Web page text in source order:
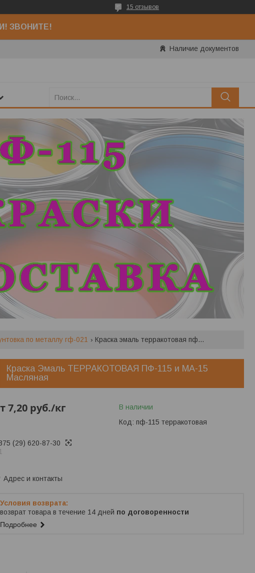
15 отзывов
ЗВОНИТЕ!
Наличие документов
по металлу гф-021 Краска эмаль терракотовая пф-115 и ма-15 масляная
Краска Эмаль ТЕРРАКОТОВАЯ ПФ-115 и МА-15
Масляная
7,20 руб./кг
В наличии
Код: пф-115 терракотовая
(29) 620-87-30
Адрес и контакты
возврат товара в течение 14 дней по договоренности
Подробнее